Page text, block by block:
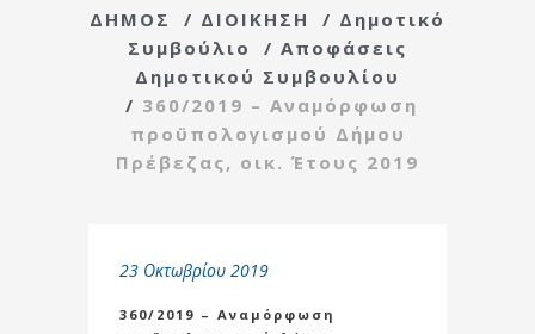
ΔΗΜΟΣ / ΔΙΟΙΚΗΣΗ / Δημοτικό
Συμβούλιο
/ Αποφάσεις
Δημοτικού Συμβουλίου
/ 360/2019 – Αναμόρφωση
προϋπολογισμού Δήμου
Πρέβεζας, οικ. Έτους 2019
23 Οκτωβρίου 2019
360/2019 – Αναμόρφωση